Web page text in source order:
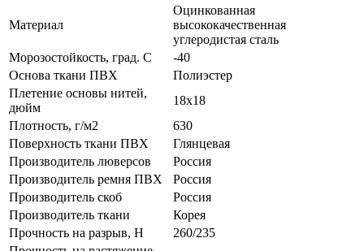
Материал
Оцинкованная
высококачественная
углеродистая сталь
Морозостойкость, град. С
-40
Основа ткани ПВХ
Полиэстер
Плетение основы нитей,
дюйм
18х18
Плотность, г/м2
630
Поверхность ткани ПВХ
Глянцевая
Производитель люверсов
Россия
Производитель ремня ПВХ
Россия
Производитель скоб
Россия
Производитель ткани
Корея
Прочность на разрыв, H
260/235